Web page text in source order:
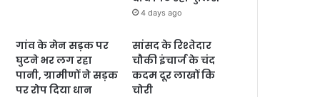
4 days ago
गांव के मेन सड़क पर
घुटने भर लग रहा
पानी, ग्रामीणों ने सड़क
पर रोप दिया धान
सांसद के रिश्तेदार
चौकी इंचार्ज के चंद
कदम दूर लाखों कि
चोरी